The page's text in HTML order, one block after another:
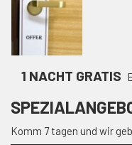
1 NACHT GRATIS
Komm 7 tagen und wir